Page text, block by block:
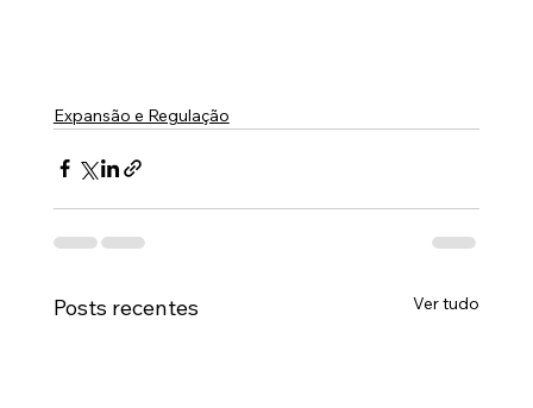
Expansão e Regulação
Posts recentes Ver tudo